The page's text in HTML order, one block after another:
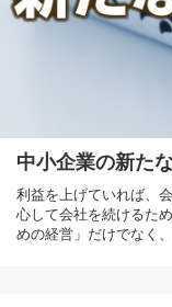
中小企業の新た
利益を上げていれば、
心して会社を続けるた
めの経営」だけでなく